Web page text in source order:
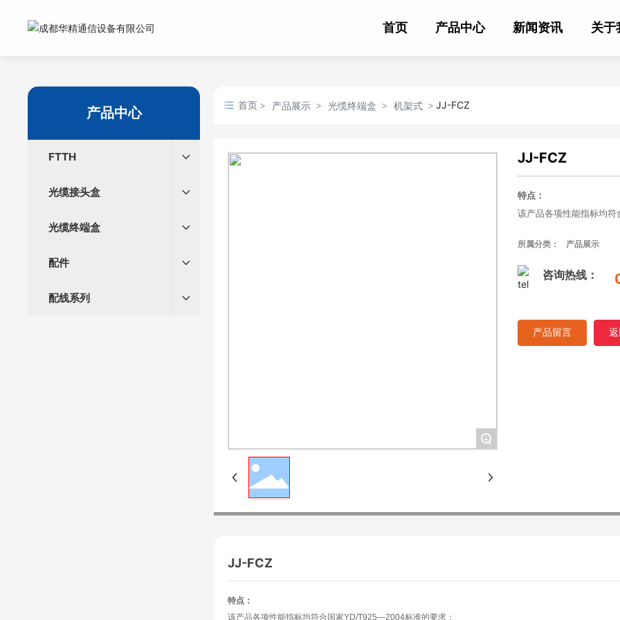
首页 产品中心 新闻资讯 关于
产品中心
FTTH
光缆接头盒
光缆终端盒
配件
配线系列
首页 产品展示 光缆终端盒 机架式 JJ-FCZ
+
JJ-FCZ
特点：
该产品各项性能指标均
适配器类型：FC、SC
独特的1～4个进缆口和1
光纤曲率半径：≥40mm
附加损耗：光纤在收容盘
所属分类： 产品展示
咨询热线：
产品留言
JJ-FCZ
特点：
该产品各项性能指标均符合国家YD/T925—2004标准的要求；